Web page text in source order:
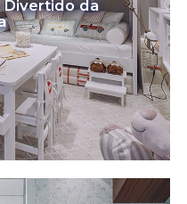
Divertido da